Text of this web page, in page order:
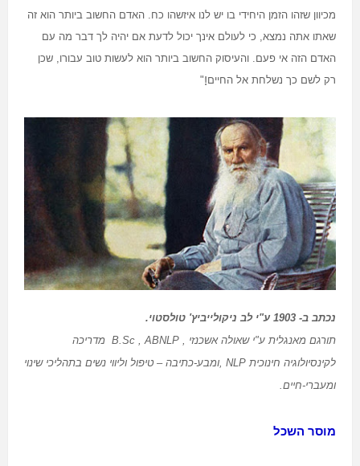
מכיוון שזהו הזמן היחידי בו יש לנו איזשהו כח. האדם החשוב ביותר הוא זה
שאתו אתה נמצא, כי לעולם אינך יכול לדעת אם יהיה לך דבר מה עם
האדם הזה אי פעם. והעיסוק החשוב ביותר הוא לעשות טוב עבורו, שכן
רק לשם כך נשלחת אל החיים!
"
נכתב ב- 1903 ע"י לב ניקולייביץ' טולסטוי
.
תורגם מאנגלית ע"י שאולה אשכנזי B.Sc , ABNLP , מדריכה
לקינסיולוגיה חינוכית, NLPומבע-כתיבה – טיפול וליווי נשים בתהליכי שינוי
ומעברי-חיים.
מוסר השכל